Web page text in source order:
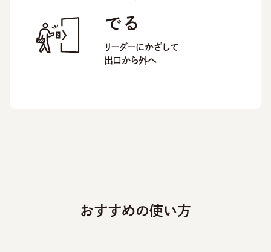
でる
リーダーにかざして
出口から外へ
おすすめの使い方